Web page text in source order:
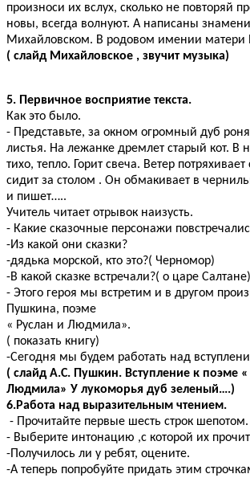
произноси их вслух, сколько не повторяй
новы, всегда волнуют. А написаны
Михайловском. В родовом имении матери
( слайд Михайловское , звучит музыка)
5. Первичное восприятие текста.
Как это было.
- Представьте, за окном огромный дуб
листья. На лежанке дремлет старый кот. В
тихо, тепло. Горит свеча. Ветер
сидит за столом . Он обмакивает в
и пишет…..
Учитель читает отрывок наизусть.
- Какие сказочные персонажи
-Из какой они сказки?
-дядька морской, кто это?( Черномор)
-В какой сказке встречали?( о царе Салтане)
- Этого героя мы встретим и в другом
Пушкина, поэме
« Руслан и Людмила».
( показать книгу)
-Сегодня мы будем работать над
( слайд А.С. Пушкин. Вступление к поэме «
Людмила» У лукоморья дуб зеленый….)
6.Работа над выразительным чтением.
- Прочитайте первые шесть строк шепотом.
- Выберите интонацию ,с которой их
-Получилось ли у ребят, оцените.
-А теперь попробуйте придать этим